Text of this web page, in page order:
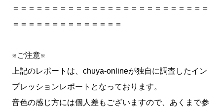
＝＝＝＝＝＝＝＝＝＝＝＝＝＝＝＝＝＝＝＝＝＝＝＝＝
＝＝＝＝＝＝＝＝＝＝＝＝＝＝
※ご注意※
上記のレポートは、chuya-onlineが独自に調査したイン
プレッションレポートとなっております。
音色の感じ方には個人差もございますので、あくまで参